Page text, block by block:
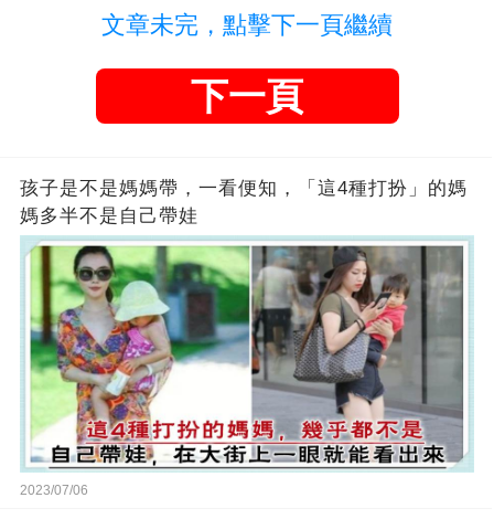
文章未完，點擊下一頁繼續
下一頁
孩子是不是媽媽帶，一看便知，「這4種打扮」的媽
媽多半不是自己帶娃
2023/07/06